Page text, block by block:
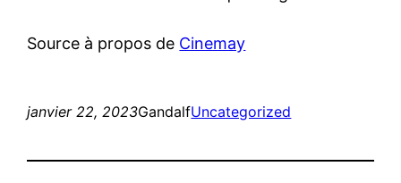
Source à propos de Cinemay
janvier 22, 2023GandalfUncategorized